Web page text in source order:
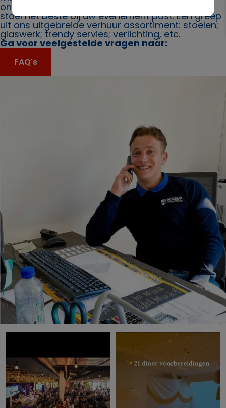
ons. Ook bieden wij u graag advies over welke
stoel het beste bij uw evenement past. Een greep
uit ons uitgebreide verhuur assortiment: stoelen;
glaswerk; trendy servies; verlichting, etc.
Ga voor veelgestelde vragen naar:
FAQ's